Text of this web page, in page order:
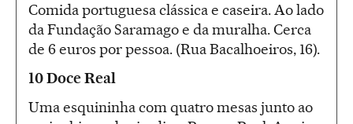
Comida portuguesa clássica e caseira. Ao lado
da Fundação Saramago e da muralha. Cerca
de 6 euros por pessoa. (Rua Bacalhoeiros, 16).
10 Doce Real
Uma esquininha com quatro mesas junto ao